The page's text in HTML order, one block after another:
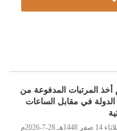
الحاجة التبرع بالدم لإجراء
لأنه سبب في إحياء النفس،
أو فساد في الأرض فكأنما قتل
ويكون التبرع بالدم مؤكد
لإنقاذ المتبرع أخاه المسلم،
المرتبات المدفوعة من
في مقابل الساعات
1448هـ 28-7-2026م